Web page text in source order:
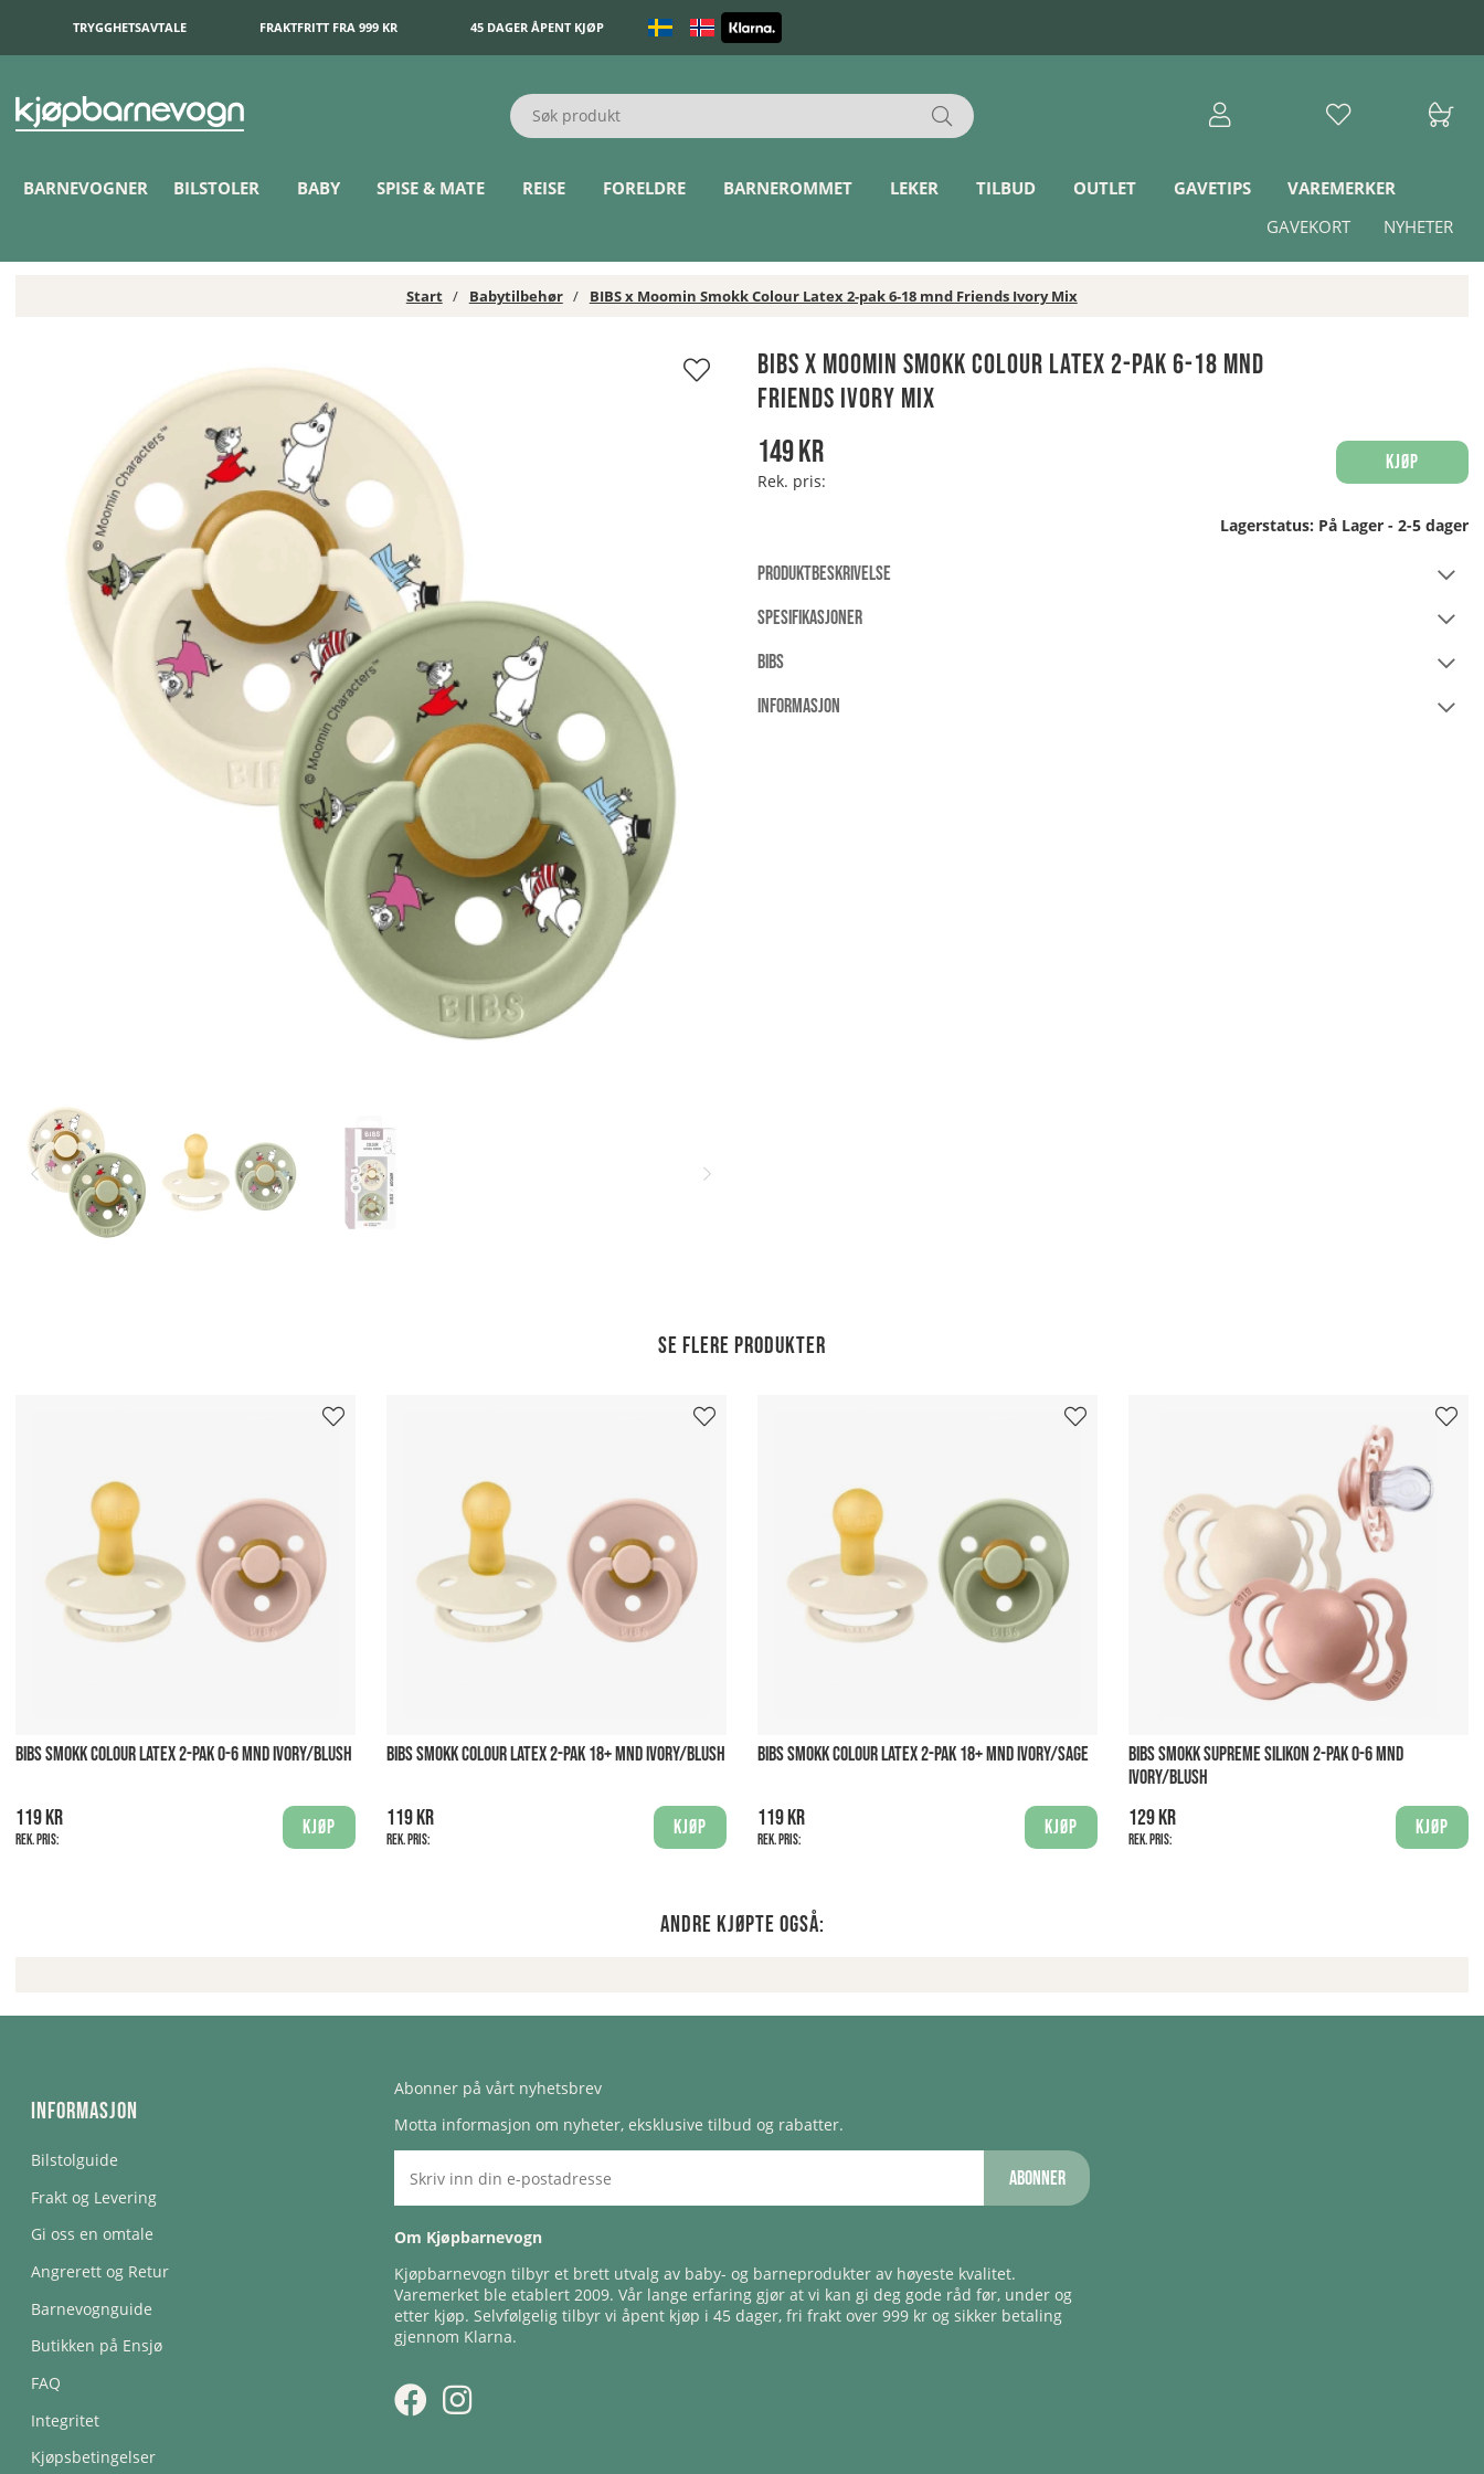
TRYGGHETSAVTALE FRAKTFRITT FRA 999 KR 45 DAGER ÅPENT KJØP
BARNEVOGNER BILSTOLER BABY SPISE & MATE REISE FORELDRE BARNEROMMET LEKER TILBUD OUTLET GAVETIPS
VAREMERKER
NYHETER
GAVEKORT
Start Babytilbehør BIBS x Moomin Smokk Colour Latex 2-pak 6-18 mnd Friends Ivory Mix
BIBS x Moomin Smokk Colour Latex 2-pak 6-18 mnd
Friends Ivory Mix
149kr
Rek. pris:
Kjøp
Lagerstatus: På Lager - 2-5 dager
PRODUKTBESKRIVELSE
SPESIFIKASJONER
BIBS
INFORMASJON
Se flere produkter
BIBS SMOKK COLOUR LATEX 2-PAK 0-6 MND IVORY/BLUSH
119 kr
Rek. pris:
Kjøp
BIBS SMOKK COLOUR LATEX 2-PAK 18+ MND IVORY/BLUSH
119 kr
Rek. pris:
Kjøp
BIBS SMOKK COLOUR LATEX 2-PAK 18+ MND IVORY/SAGE
119 kr
Rek. pris:
Kjøp
BIBS SMOKK SUPREME SILIKON 2-PAK 0-6 MND
IVORY/BLUSH
129 kr
Rek. pris:
Kjøp
Andre kjøpte også:
Informasjon
Bilstolguide
Frakt og Levering
Gi oss en omtale
Angrerett og Retur
Barnevognguide
Butikken på Ensjø
FAQ
Integritet
Kjøpsbetingelser
Abonner på vårt nyhetsbrev
Motta informasjon om nyheter, eksklusive tilbud og rabatter.
Abonner
Om Kjøpbarnevogn
Kjøpbarnevogn tilbyr et brett utvalg av baby- og barneprodukter av høyeste kvalitet.
Varemerket ble etablert 2009. Vår lange erfaring gjør at vi kan gi deg gode råd før, under og
etter kjøp. Selvfølgelig tilbyr vi åpent kjøp i 45 dager, fri frakt over 999 kr og sikker betaling
gjennom Klarna.